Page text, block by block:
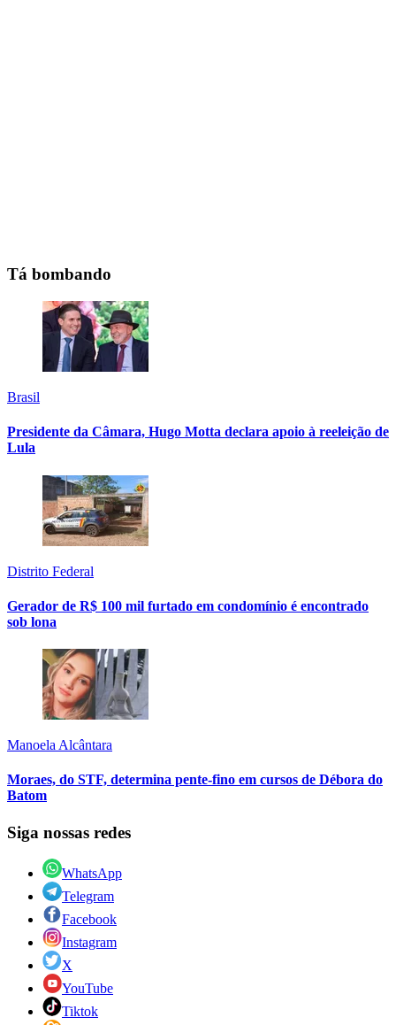
Tá bombando
Brasil
Presidente da Câmara, Hugo Motta declara apoio à reeleição de
Lula
Distrito Federal
Gerador de R$ 100 mil furtado em condomínio é encontrado
sob lona
Manoela Alcântara
Moraes, do STF, determina pente-fino em cursos de Débora do
Batom
Siga nossas redes
WhatsApp
Telegram
Facebook
Instagram
X
YouTube
Tiktok